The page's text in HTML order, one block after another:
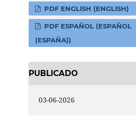
PDF ENGLISH (ENGLISH)
PDF ESPAÑOL (ESPAÑOL
(ESPAÑA))
PUBLICADO
03-06-2026